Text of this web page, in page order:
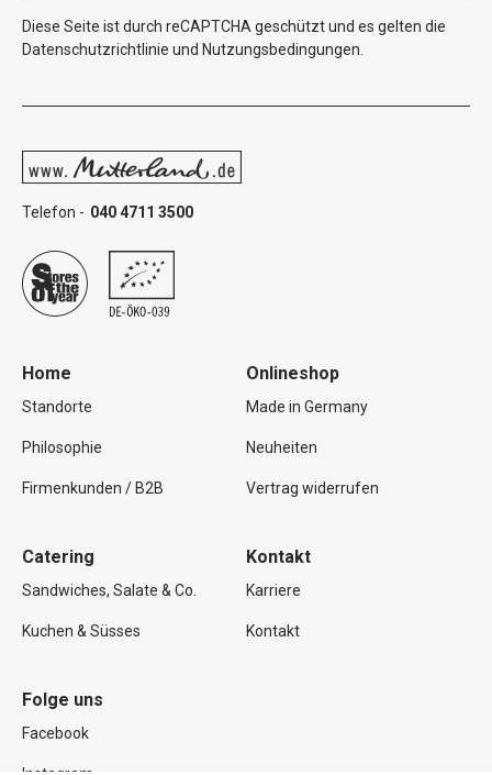
Diese Seite ist durch reCAPTCHA geschützt und es gelten die
Datenschutzrichtlinie und Nutzungsbedingungen
Telefon - 040 4711 3500
Home
Standorte
Philosophie
Firmenkunden / B2B
Onlineshop
Made in Germany
Neuheiten
Vertrag widerrufen
Catering
Sandwiches, Salate & Co.
Kuchen & Süsses
Kontakt
Karriere
Kontakt
Folge uns
Facebook